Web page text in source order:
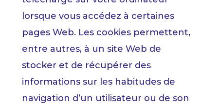
lorsque vous accédez à certaines
pages Web. Les cookies permettent,
entre autres, à un site Web de
stocker et de récupérer des
informations sur les habitudes de
navigation d’un utilisateur ou de son